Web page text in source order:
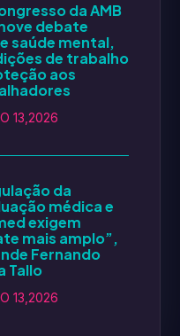
da AMB
debate
saúde mental,
de trabalho
aos
13,2026
da
médica e
exigem
mais amplo”,
Fernando
Tallo
13,2026